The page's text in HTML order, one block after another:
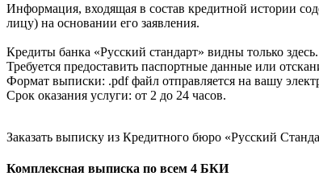
Информация, входящая в состав кредитной истории
лицу) на основании его заявления.
Кредиты банка «Русский стандарт» видны только здесь.
Требуется предоставить паспортные данные или
Формат выписки: .pdf файл отправляется на вашу
Срок оказания услуги: от 2 до 24 часов.
Заказать выписку из Кредитного бюро «Русский
Комплексная выписка по всем 4 БКИ